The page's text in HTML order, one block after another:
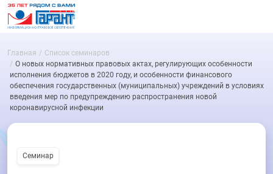
Главная
Список семинаров
О новых нормативных правовых актах, регулирующих особенности
исполнения бюджетов в 2020 году, и особенности финансового
обеспечения государственных (муниципальных) учреждений в условиях
введения мер по предупреждению распространения новой
коронавирусной инфекции
Семинар